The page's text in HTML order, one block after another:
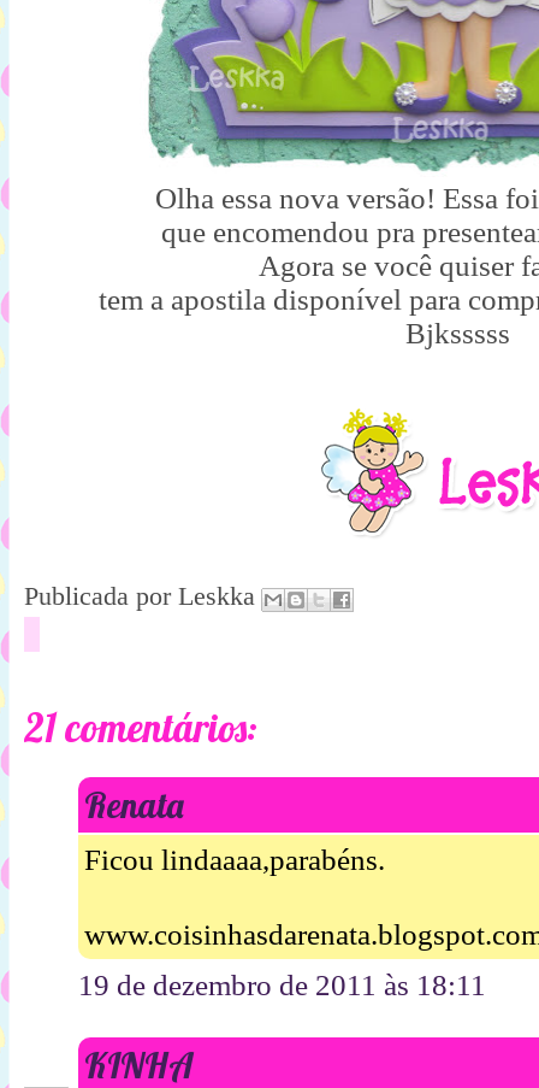
Olha essa nova versão! Essa
que encomendou pra
Agora se você quiser
tem a apostila disponível para
Bjksssss
Publicada por Leskka
21 comentários:
Renata
Ficou lindaaaa,parabéns.
19 de dezembro de 2011 às 18:11
KINHA